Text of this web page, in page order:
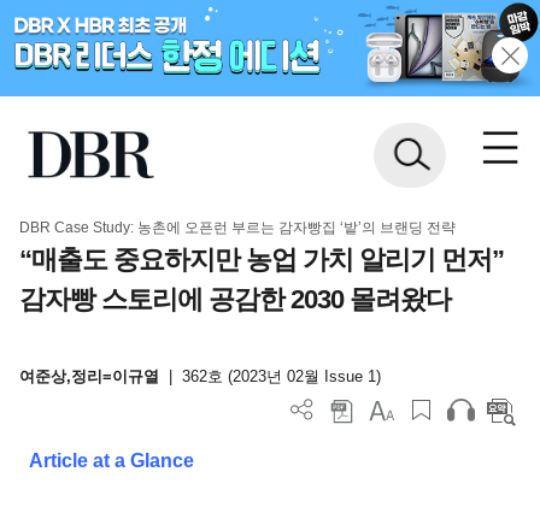
DBR Case Study: 농촌에 오픈런 부르는 감자빵집 ‘밭’의 브랜딩 전략
“매출도 중요하지만 농업 가치 알리기 먼저”
감자빵 스토리에 공감한 2030 몰려왔다
여준상,정리=이규열 362호 (2023년 02월 Issue 1)
Article at a Glance